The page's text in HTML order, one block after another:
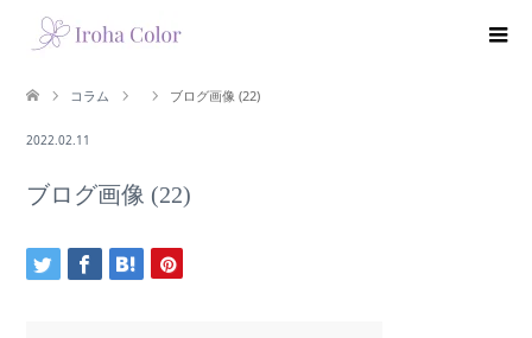
コラム ブログ画像 (22)
2022.02.11
ブログ画像 (22)